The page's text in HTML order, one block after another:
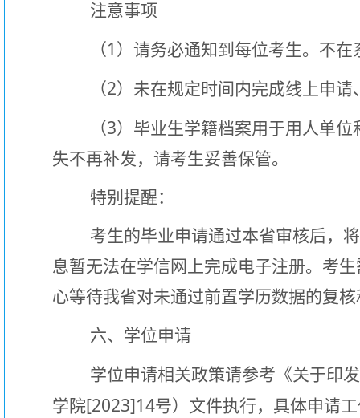
注意事项
（1 ）请务必通知到每位考生。不
（2）未在规定时间内完成线上申
（3）毕业生学籍档案用于用人单
失不再补发，请考生妥善保管。
特别提醒：
考生的毕业申请通过本省审核后，
息暂无法在学信网上完成电子注册。考
心等待我省对未通过前置学历数据的复
六、学位申请
学位申请相关政策请参考《关于印发
学院[2023]14号）文件执行，具体申请